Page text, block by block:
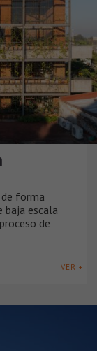
forma
baja escala
de
VER +